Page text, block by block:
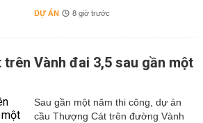
DỰ ÁN 8 giờ trước
trên Vành đai 3,5 sau gần một
Sau gần một năm thi công, dự án
cầu Thượng Cát trên đường Vành